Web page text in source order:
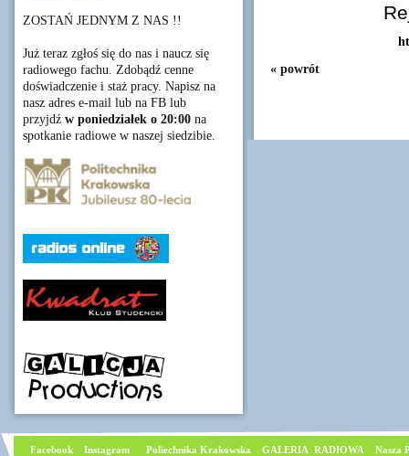
ZOSTAŃ JEDNYM Z NAS !!
Już teraz zgłoś się do nas i naucz się
radiowego fachu. Zdobądź cenne
doświadczenie i staż pracy. Napisz na
nasz adres e-mail lub na FB lub
przyjdź w poniedziałek o 20:00 na
spotkanie radiowe w naszej siedzibie.
« powrót
Facebook Instagram Poliechnika Krakowska GALERIA RADIOWA Nasza